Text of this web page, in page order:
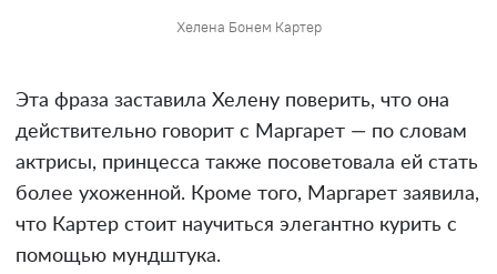
Хелена Бонем Картер
Эта фраза заставила Хелену поверить, что она
действительно говорит с Маргарет — по словам
актрисы, принцесса также посоветовала ей стать
более ухоженной. Кроме того, Маргарет заявила,
что Картер стоит научиться элегантно курить с
помощью мундштука.